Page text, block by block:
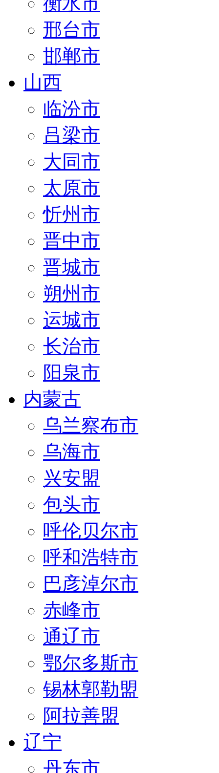
邢台市
邯郸市
山西
临汾市
吕梁市
大同市
太原市
忻州市
晋中市
晋城市
朔州市
运城市
长治市
阳泉市
内蒙古
乌兰察布市
乌海市
兴安盟
包头市
呼伦贝尔市
呼和浩特市
巴彦淖尔市
赤峰市
通辽市
鄂尔多斯市
锡林郭勒盟
阿拉善盟
辽宁
丹东市